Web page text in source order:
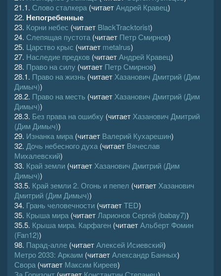
21.1. Слово сталкера (читаетАндрей Кравец)
22. Непогребенные
23. Корни небес (читает BlackTracktorist)
24. Слепящая пустота (читает Петр Смирнов)
25. Царство крыс (читает metalrus)
27. Наследие предков (читаетАндрей Кравец)
28. Право на силу (читает Петр Смирнов)
28.1. Право на жизнь (читает Хазанович Дмитрий (Дим
Димыч))
28.2. Право на месть (читает Хазанович Дмитрий (Дим
Димыч))
28.3. Без права на ошибку (читает Хазанович Дмитрий
(Дим Димыч))
29. Изнанка мира (читает Валерий Кухарешин)
32. Дочь небесного духа (читает Вячеслав
Михалевский)
33. Край земли (читает Хазанович Дмитрий (Дим
Димыч))
33.5. Край земли 2. Огонь и пепел (читает Хазанович
Дмитрий (Дим Димыч))
34. Грань человечности (читаетTED)
35. Крыша мира (читает Ларионов Сергей (babay7))
35.5. Крыша мира. Карфаген (читаетАльберт Фомин
(Fan12))
98. Парад-алле (читаетАлексей Исиевский)
Метро 2033: Аркаим (читаетАлександр Банных)
Свора (читает Максим Киреев)